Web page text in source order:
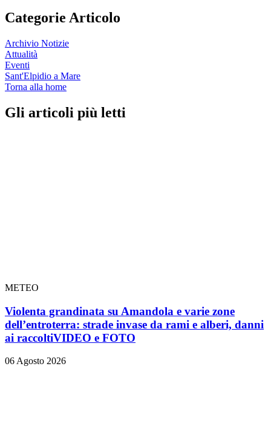
Categorie Articolo
Archivio Notizie
Attualità
Eventi
Sant'Elpidio a Mare
Torna alla home
Gli articoli più letti
METEO
Violenta grandinata su Amandola e varie zone
dell’entroterra: strade invase da rami e alberi, danni
ai raccoltiVIDEO e FOTO
06 Agosto 2026